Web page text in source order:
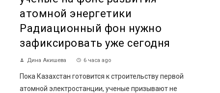
атомной энергетики
Радиационный фон нужно
зафиксировать уже сегодня
Дина Акишева 6 часа ago
Пока Казахстан готовится к строительству первой
атомной электростанции, ученые призывают не